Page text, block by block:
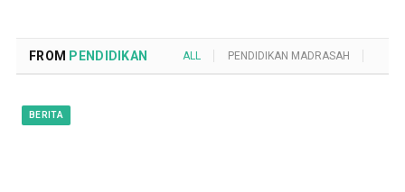
FROM PENDIDIKAN ALL PENDIDIKAN MADRASAH
BERITA